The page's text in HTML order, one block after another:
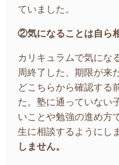
ていました。
②気になることは自ら
カリキュラムで気にな
周終了した、期限が来
どこちらから確認する
た。塾に通っていない
いことや勉強の進め方
生に相談するようにし
しません。